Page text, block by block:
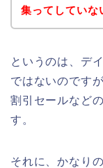
集ってしていな
というのは、デ
ではないのです
割引セールなど
す。
それに、かなり